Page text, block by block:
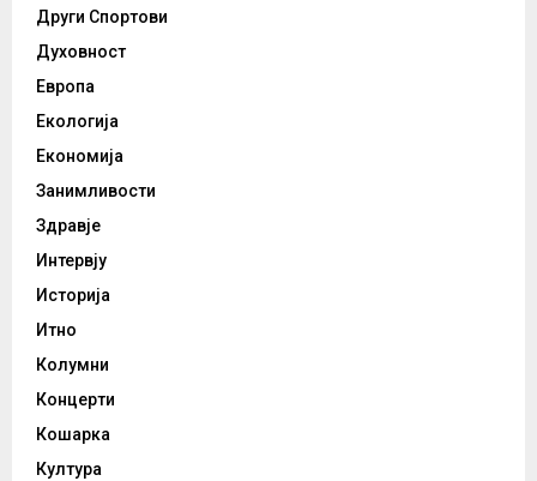
Други Спортови
Духовност
Европа
Екологија
Економија
Занимливости
Здравје
Интервју
Историја
Итно
Колумни
Концерти
Кошарка
Култура